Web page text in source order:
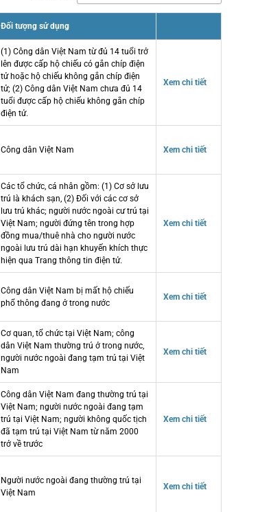
Đối tượng sử dụng
(1) Công dân Việt Nam từ đủ 14 tuổi trở
lên được cấp hộ chiếu có gắn chíp điện
tử hoặc hộ chiếu không gắn chíp điện
tử; (2) Công dân Việt Nam chưa đủ 14
tuổi được cấp hộ chiếu không gắn chíp
điện tử.
Xem chi tiết
Công dân Việt Nam Xem chi tiết
Các tổ chức, cá nhân gồm: (1) Cơ sở lưu
trú là khách sạn, (2) Đối với các cơ sở
lưu trú khác; người nước ngoài cư trú tại
Việt Nam; người đứng tên trong hợp
đồng mua/thuê nhà cho người nước
ngoài lưu trú dài hạn khuyến khích thực
hiện qua Trang thông tin điện tử.
Xem chi tiết
Công dân Việt Nam bị mất hộ chiếu
phổ thông đang ở trong nước
Xem chi tiết
Cơ quan, tổ chức tại Việt Nam; công
dân Việt Nam thường trú ở trong nước,
người nước ngoài đang tạm trú tại Việt
Nam
Xem chi tiết
Công dân Việt Nam đang thường trú tại
Việt Nam; người nước ngoài đang tạm
trú tại Việt Nam; người không quốc tịch
đã tạm trú tại Việt Nam từ năm 2000
trở về trước
Xem chi tiết
Người nước ngoài đang thường trú tại
Việt Nam
Xem chi tiết